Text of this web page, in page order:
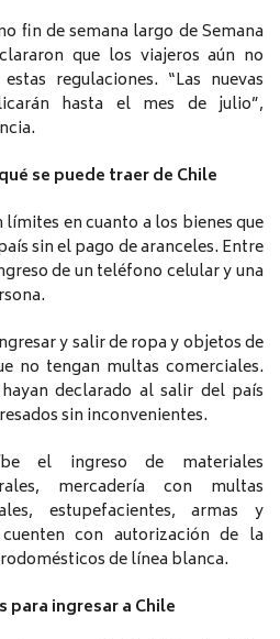
fin de semana largo de Semana
que los viajeros aún no
regulaciones. “Las nuevas
hasta el mes de julio”,
se puede traer de Chile
en cuanto a los bienes que
sin el pago de aranceles. Entre
de un teléfono celular y una
y salir de ropa y objetos de
no tengan multas comerciales.
declarado al salir del país
​​sin inconvenientes.
el ingreso de materiales
mercadería con multas
estupefacientes, armas y
con autorización de la
de línea blanca.
ingresar a Chile